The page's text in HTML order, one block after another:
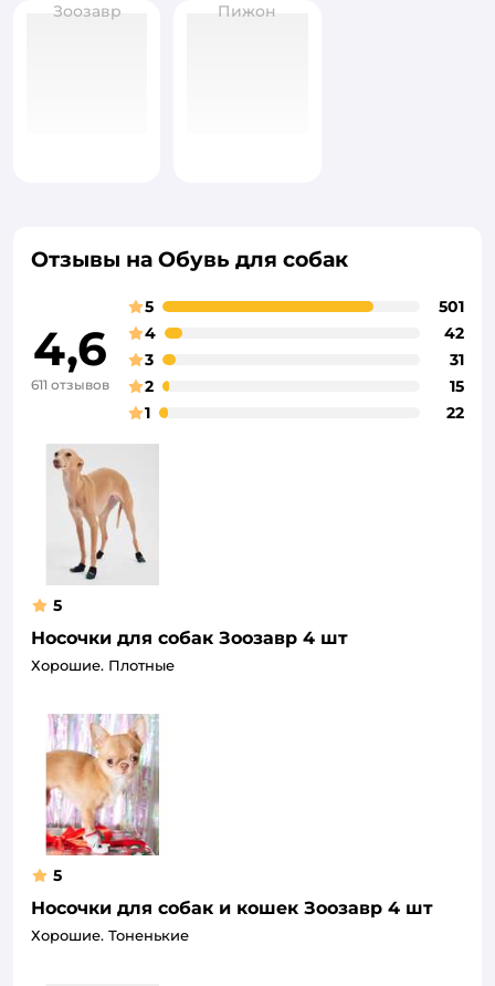
Зоозавр Пижон
Отзывы на Обувь для собак
4,6
611 отзывов
5
501
4
42
3
31
2
15
1
22
5
Носочки для собак Зоозавр 4 шт
Хорошие. Плотные
5
Носочки для собак и кошек Зоозавр 4 шт
Хорошие. Тоненькие